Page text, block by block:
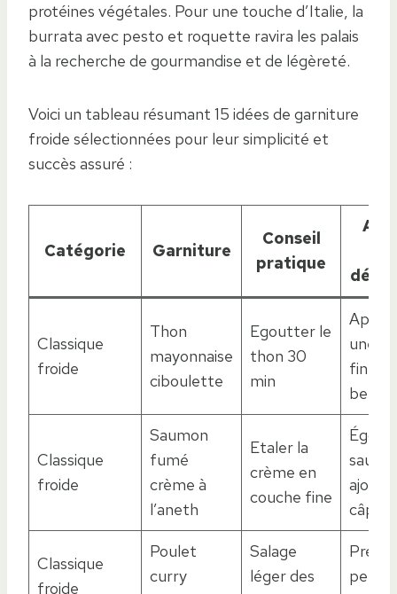
protéines végétales. Pour une touche d’Italie, la
burrata avec pesto et roquette ravira les palais
à la recherche de gourmandise et de légèreté.
Voici un tableau résumant 15 idées de garniture
froide sélectionnées pour leur simplicité et
succès assuré :
Catégorie Garniture
Conseil
pratique
Classique
froide
Thon
mayonnaise
ciboulette
Egoutter le
thon 30
min
une
fine de
beurre
Classique
froide
Saumon
fumé
crème à
l’aneth
Etaler la
crème en
couche fine
câpres
Classique
froide
Poulet
curry
Salage
léger des
peu à